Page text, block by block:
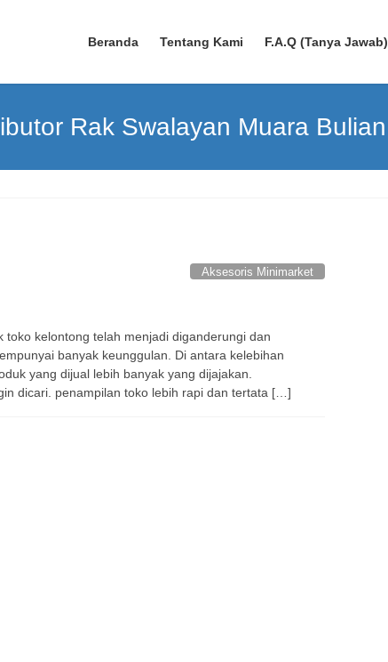
Beranda Tentang Kami F.A.Q (Tanya Jawab)
Rak Swalayan Muara Bulian
Aksesoris Minimarket
kelontong telah menjadi diganderungi dan
banyak keunggulan. Di antara kelebihan
yang dijual lebih banyak yang dijajakan.
dicari. penampilan toko lebih rapi dan tertata […]